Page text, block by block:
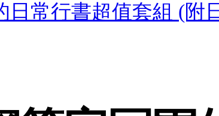
常行書超值套組 (附